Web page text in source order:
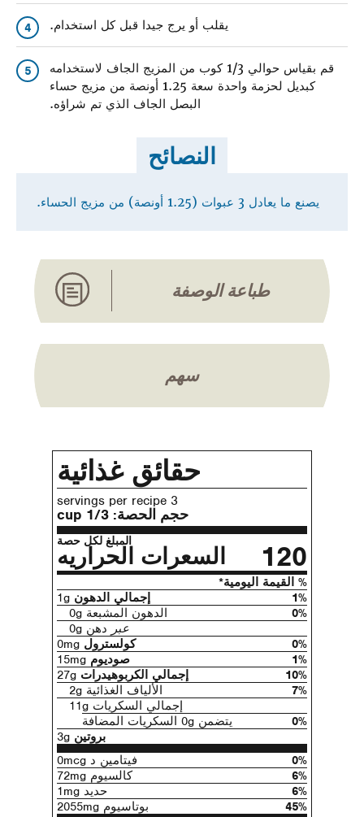
4 يقلب أو يرج جيدا قبل كل استخدام.
5
قم بقياس حوالي 1/3 كوب من المزيج الجاف لاستخدامه
كبديل لحزمة واحدة سعة 1.25 أونصة من مزيج حساء
البصل الجاف الذي تم شراؤه.
النصائح
يصنع ما يعادل 3 عبوات (1.25 أونصة) من مزيج الحساء.
طباعة الوصفة
سهم
حقائق غذائية
3 servings per recipe
حجم الحصة: 1/3 cup
المبلغ لكل حصة
السعرات الحراريه 120
% القيمة اليومية*
إجمالي الدهون
1%
الدهون المشبعة 0g
0%
عبر دهن 0g
كولسترول
0%
صوديوم
1%
إجمالي الكربوهيدرات
10%
الألياف الغذائية 2g
7%
إجمالي السكريات 11g
يتضمن 0g السكريات المضافة
0%
بروتين
فيتامين د 0mcg
0%
كالسيوم 72mg
6%
حديد 1mg
6%
بوتاسيوم 2055mg
45%